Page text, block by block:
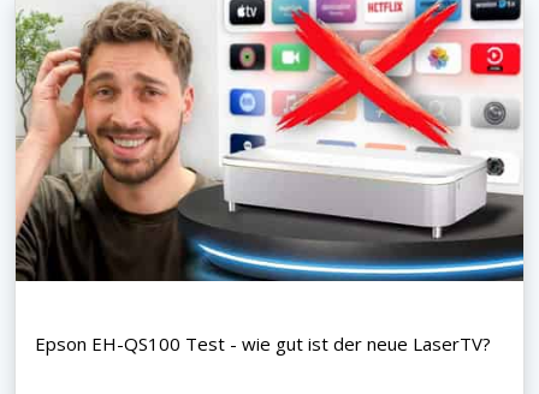
Epson EH-QS100 Test - wie gut ist der neue LaserTV?